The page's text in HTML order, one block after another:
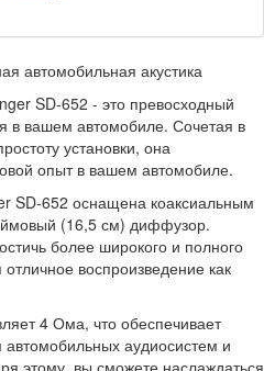
автомобильная акустика
SD-652 - это превосходный
в вашем автомобиле. Сочетая в
установки, она
опыт в вашем автомобиле.
SD-652 оснащена коаксиальным
(16,5 см) диффузор.
более широкого и полного
отличное воспроизведение как
4 Ома, что обеспечивает
аудиосистем и